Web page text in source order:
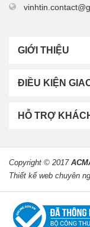
GIỚI THIỆU
ĐIỀU KIỆN
HỖ TRỢ
Copyright © 2017
Thiết kế web chuyên